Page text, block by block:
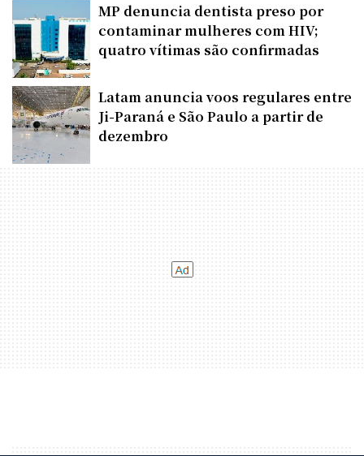
MP denuncia dentista preso por
contaminar mulheres com HIV;
quatro vítimas são confirmadas
Latam anuncia voos regulares entre
Ji-Paraná e São Paulo a partir de
dezembro